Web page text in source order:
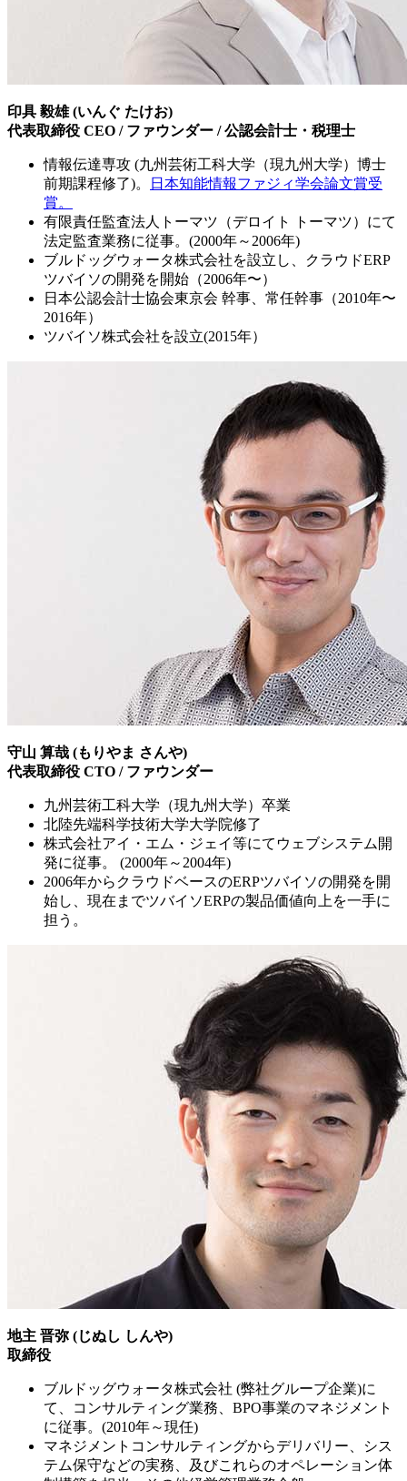
印具 毅雄 (いんぐ たけお)
代表取締役 CEO / ファウンダー / 公認会計士・税理士
情報伝達専攻 (九州芸術工科大学（現九州大学）博士
前期課程修了)。
日本知能情報ファジィ学会論文賞受
賞。
有限責任監査法人トーマツ（デロイト トーマツ）にて
法定監査業務に従事。(2000年～2006年)
ブルドッグウォータ株式会社を設立し、クラウドERP
ツバイソの開発を開始（2006年〜）
日本公認会計士協会東京会 幹事、常任幹事（2010年〜
2016年）
ツバイソ株式会社を設立(2015年）
守山 算哉 (もりやま さんや)
代表取締役 CTO / ファウンダー
九州芸術工科大学​（現九州大学）卒業
北陸先端科学技術大学大学院修了
株式会社アイ・エム・ジェイ等にてウェブシステム開
発に従事。 (2000年～2004年)
2006年からクラウドベースのERPツバイソの開発を開
始し、現在までツバイソERPの製品価値向上を一手に
担う。
地主 晋弥 (じぬし しんや)
取締役
ブルドッグウォータ株式会社 (弊社グループ企業)に
て、コンサルティング業務、BPO事業のマネジメント
に従事。(2010年～現任)
マネジメントコンサルティングからデリバリー、シス
テム保守などの実務、及びこれらのオペレーション体